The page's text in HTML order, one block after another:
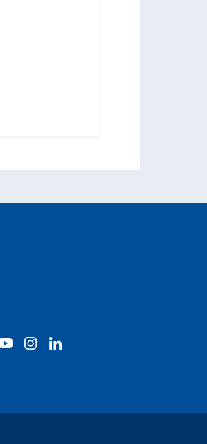
YouTubeInstagram